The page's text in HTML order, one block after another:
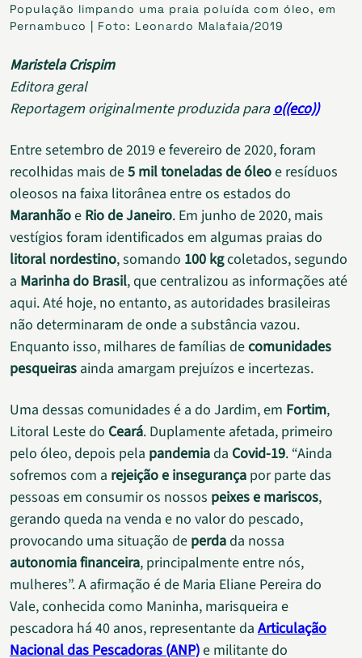
População limpando uma praia poluída com óleo, em
Pernambuco | Foto: Leonardo Malafaia/2019
Maristela Crispim
Editora geral
Reportagem originalmente produzida parao((eco))
Entre setembro de 2019 e fevereiro de 2020, foram
recolhidas mais de5 mil toneladas deóleoe resíduos
oleosos na faixa litorânea entre os estados do
Maranhãoe Rio de Janeiro. Em junho de 2020, mais
vestígios foram identificados em algumas praias do
litoral nordestino, somando 100 kgcoletados, segundo
a Marinha do Brasil, que centralizou as informações até
aqui. Até hoje, no entanto, as autoridades brasileiras
não determinaram de onde a substância vazou.
Enquanto isso, milhares de famílias decomunidades
pesqueiras ainda amargam prejuízos e incertezas.
Uma dessas comunidades é a do Jardim, em Fortim,
Litoral Leste do Ceará. Duplamente afetada, primeiro
pelo óleo, depois pela pandemiada Covid-19. “Ainda
sofremos com a rejeição e insegurança por parte das
pessoas em consumir os nossos peixes e mariscos,
gerando queda na venda e no valor do pescado,
provocando uma situação de perdada nossa
autonomia financeira, principalmente entre nós,
mulheres”. A afirmação é de Maria Eliane Pereira do
Vale, conhecida como Maninha, marisqueira e
pescadora há 40 anos, representante da Articulação
Nacional das Pescadoras (ANP)e militante do